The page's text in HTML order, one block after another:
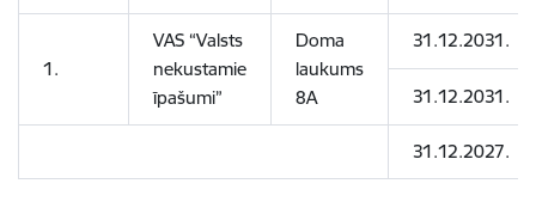
1.
VAS “Valsts
nekustamie
īpašumi”
Doma
laukums
8A
31.12.2031.
31.12.2031.
31.12.2027.